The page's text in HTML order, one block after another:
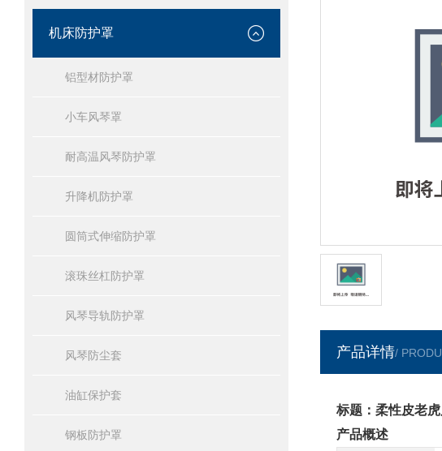
机床防护罩
铝型材防护罩
小车风琴罩
耐高温风琴防护罩
升降机防护罩
圆筒式伸缩防护罩
滚珠丝杠防护罩
风琴导轨防护罩
风琴防尘套
油缸保护套
钢板防护罩
产品详情/
标题：柔性皮老
产品概述